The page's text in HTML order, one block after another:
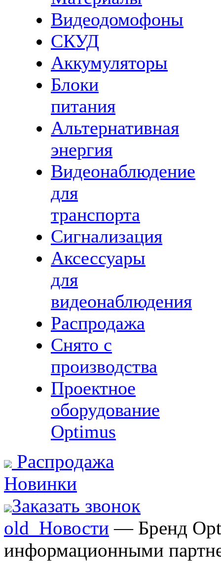
Видеодомофоны
СКУД
Аккумуляторы
Блоки
питания
Альтернативная
энергия
Видеонаблюдение
для
транспорта
Сигнализация
Аксессуары
для
видеонаблюдения
Распродажа
Снято с
производства
Проектное
оборудование
Optimus
Распродажа
Новинки
Заказать звонок
old_Новости — Бренд
информационными